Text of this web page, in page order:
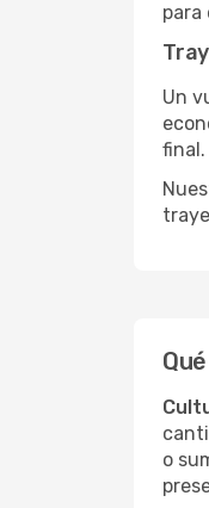
para
Un
final.
o